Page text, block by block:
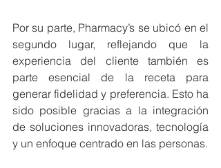
Por su parte, Pharmacy’s se ubicó en el
segundo lugar, reflejando que la
experiencia del cliente también es
parte esencial de la receta para
generar fidelidad y preferencia. Esto ha
sido posible gracias a la integración
de soluciones innovadoras, tecnología
y un enfoque centrado en las personas.